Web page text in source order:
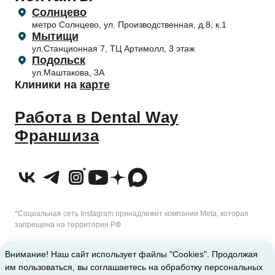
Внимание! Наш сайт использует файлы "Cookies". Продолжая
им пользоваться, вы соглашаетесь на обработку персональных
Профилактика и профессиональная гигиена
Отбеливание зубов
Правила поведения пациентов
Приём несовершеннолетних пациентов
Налоговый вычет
Согласие на обработку персональных данных
Согласие на обработку с помощью метрических программ
Солнцево
метро Солнцево, ул. Производственная, д.8, к.1
Мытищи
ул.Станционная 7, ТЦ Артимолл, 3 этаж
Подольск
ул.Маштакова, 3А
Клиники на карте
Работа в Dental Way
Франшиза
*Социальная сеть Instagram принадлежит компании Meta, которая
запрещена на территории РФ